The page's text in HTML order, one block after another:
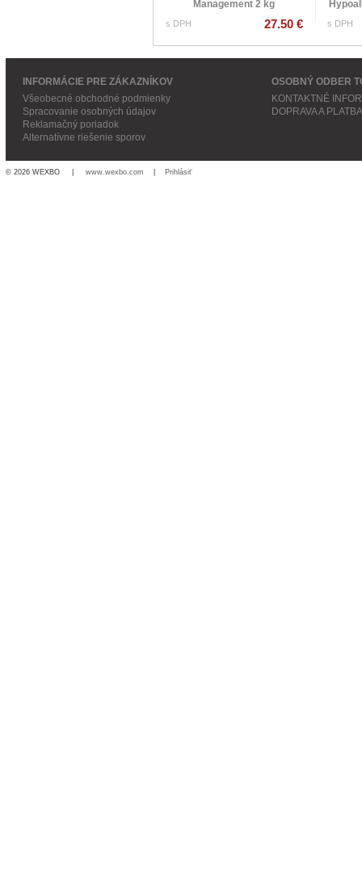
Management 2 kg
s DPH 27.50 € s DPH
INFORMÁCIE PRE ZÁKAZNÍKOV
Všeobecné obchodné podmienky
Spracovanie osobných údajov
Reklamačný poriadok
Alternatívne riešenie sporov
OSOBNÝ ODBER
KONTAKTNÉ
DOPRAVA A PLATBA
© 2026 WEXBO | www.wexbo.com Prihlásiť